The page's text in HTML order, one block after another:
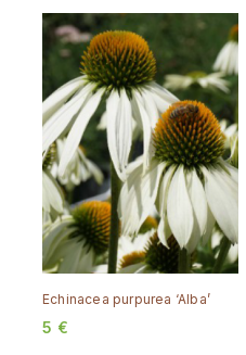
Echinacea purpurea ‘Alba’
5 €